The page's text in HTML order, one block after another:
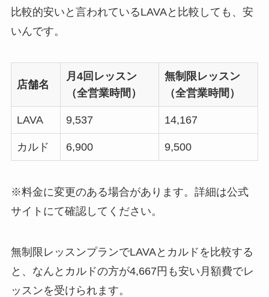
比較的安いと言われているLAVAと比較しても、安
いんです。
店舗名
月4回レッスン
（全営業時間）
無制限レッスン
（全営業時間）
LAVA 9,537 14,167
カルド 6,900 9,500
※料金に変更のある場合があります。詳細は公式
サイトにて確認してください。
無制限レッスンプランでLAVAとカルドを比較する
と、なんと カルドの方が4,667円も安い月額費でレ
ッスンを受けられます。